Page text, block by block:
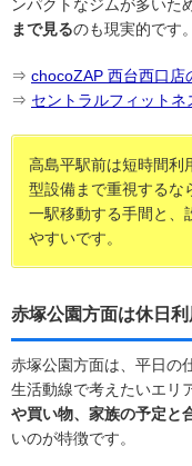
ンパクトなジムが多いた
まで見るのも現実的です。
⇒ chocoZAP 西台西口店
⇒ セントラルフィット
高島平駅前は短時間利
型設備まで重視するな
一駅移動する手間と、
やすいです。
赤塚公園方面は休日
赤塚公園方面は、平日の
生活動線で考えたいエリ
や買い物、家族の予定と
いのが特徴です。